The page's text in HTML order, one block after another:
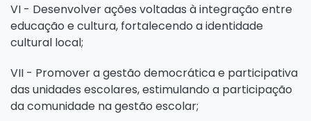
VI - Desenvolver ações voltadas à integração entre
educação e cultura, fortalecendo a identidade
cultural local;
VII - Promover a gestão democrática e participativa
das unidades escolares, estimulando a participação
da comunidade na gestão escolar;